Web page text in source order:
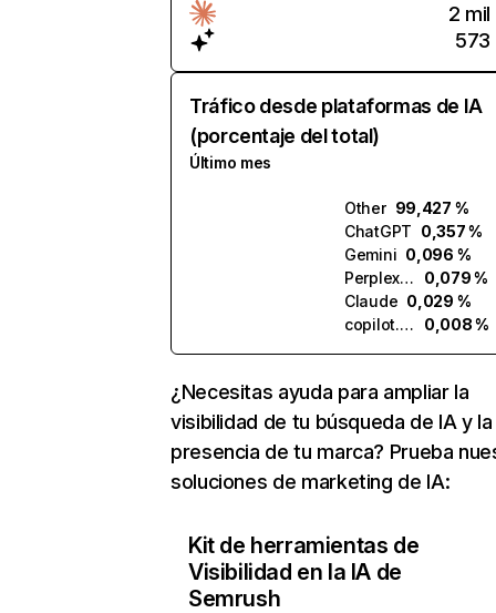
2 mil
573
Tráfico desde plataformas de IA
(porcentaje del total)
Último mes
Other 99,427 %
ChatGPT 0,357 %
Gemini 0,096 %
Perplexity
0,079 %
Claude 0,029 %
copilot.microsoft.com
0,008 %
¿Necesitas ayuda para ampliar la
visibilidad de tu búsqueda de IA y la
presencia de tu marca? Prueba
soluciones de marketing de IA:
Kit de herramientas de
Visibilidad en la IA de
Semrush